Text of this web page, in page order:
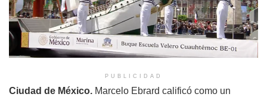
PUBLICIDAD
Ciudad de México. Marcelo Ebrard calificó como un